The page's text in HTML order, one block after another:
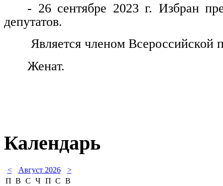
- 26 сентябре 2023 г. Избран
депутатов.
Является членом Всероссийской
Женат.
Календарь
< Август 2026
>
П В С Ч П С В